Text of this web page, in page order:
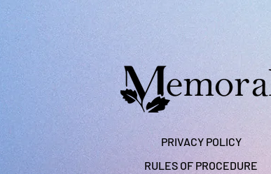
PRIVACY POLICY
RULES OF PROCEDURE